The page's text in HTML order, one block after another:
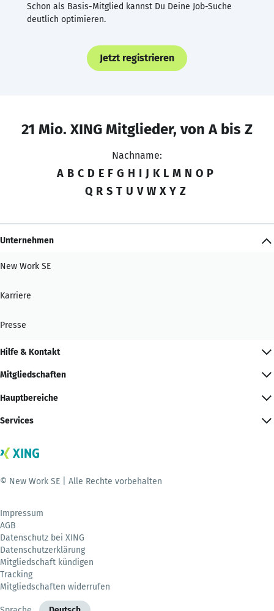
Schon als Basis-Mitglied kannst Du Deine Job-Suche
deutlich optimieren.
Jetzt registrieren
21 Mio. XING Mitglieder, von A bis Z
Nachname:
A B C D E F G H I J K L M N O P
Q R S T U V W X Y Z
Unternehmen
New Work SE
Karriere
Presse
Hilfe & Kontakt
Mitgliedschaften
Hauptbereiche
Services
© New Work SE | Alle Rechte vorbehalten
Impressum
AGB
Datenschutz bei XING
Datenschutzerklärung
Mitgliedschaft kündigen
Tracking
Mitgliedschaften widerrufen